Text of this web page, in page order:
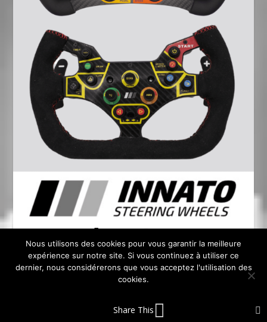
Share This
Nous utilisons des cookies pour vous garantir la meilleure
expérience sur notre site. Si vous continuez à utiliser ce
dernier, nous considérerons que vous acceptez l'utilisation des
cookies.